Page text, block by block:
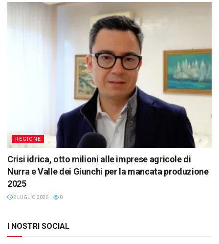
REGIONE
Crisi idrica, otto milioni alle imprese agricole di
Nurra e Valle dei Giunchi per la mancata produzione
2025
2 LUGLIO 2026 0
I NOSTRI SOCIAL